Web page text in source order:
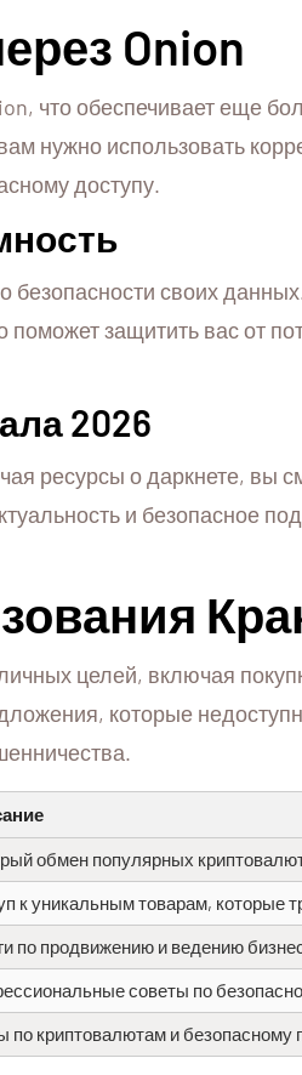
Onion
что обеспечивает еще
нужно использовать
доступу.
своих
защитить вас от
2026
ресурсы о даркнете,
и безопасное
целей, включая
которые
обмен популярных
к уникальным товарам, которые
по продвижению и ведению
советы по
по криптовалютам и безопасному